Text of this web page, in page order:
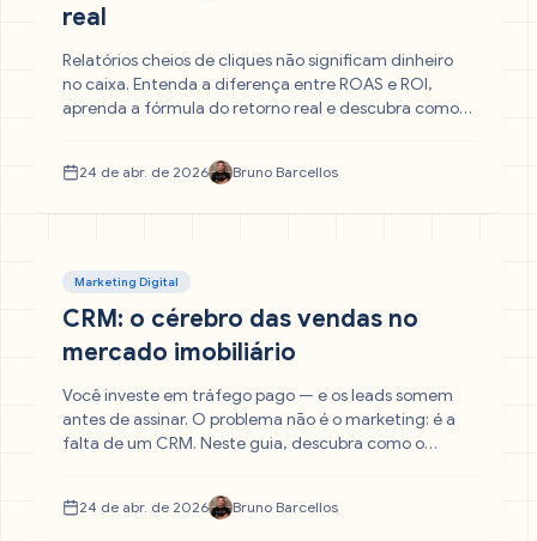
real
Relatórios cheios de cliques não significam dinheiro
no caixa. Entenda a diferença entre ROAS e ROI,
aprenda a fórmula do retorno real e descubra como
gerar lucro mensurável para o seu negócio.
24 de abr. de 2026 Bruno Barcellos
Marketing Digital
CRM: o cérebro das vendas no
mercado imobiliário
Você investe em tráfego pago — e os leads somem
antes de assinar. O problema não é o marketing: é a
falta de um CRM. Neste guia, descubra como o
elimina o vazamento de oportunidades, organiza o
funil e transforma a sua imobiliária em uma máquina
24 de abr. de 2026 Bruno Barcellos